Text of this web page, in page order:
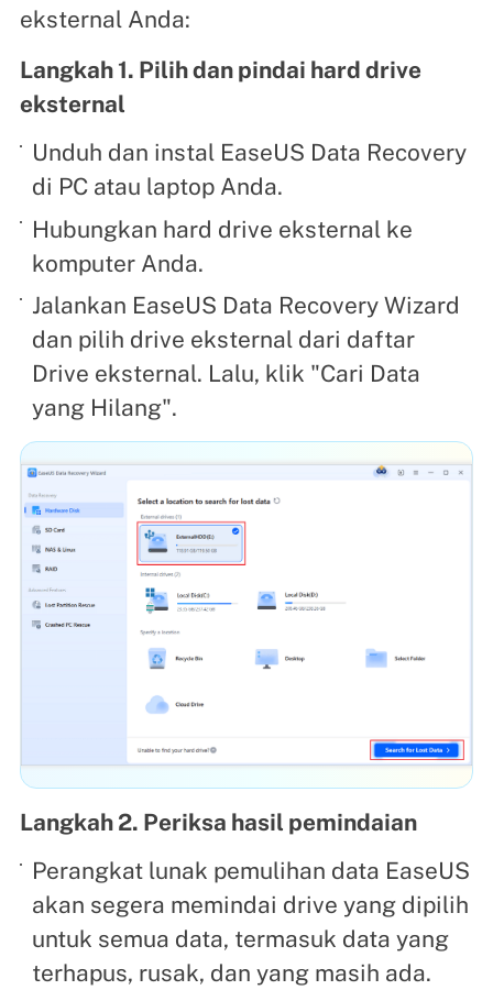
eksternal Anda:
Langkah 1. Pilih dan pindai hard drive
eksternal
Unduh dan instal EaseUS Data Recovery
di PC atau laptop Anda.
Hubungkan hard drive eksternal ke
komputer Anda.
Jalankan EaseUS Data Recovery Wizard
dan pilih drive eksternal dari daftar
Drive eksternal. Lalu, klik "Cari Data
yang Hilang".
Langkah 2. Periksa hasil pemindaian
Perangkat lunak pemulihan data EaseUS
akan segera memindai drive yang dipilih
untuk semua data, termasuk data yang
terhapus, rusak, dan yang masih ada.